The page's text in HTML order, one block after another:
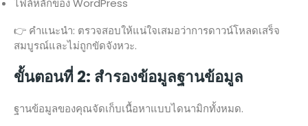
👉 คำแนะนำ: ตรวจสอบให้แน่ใจเสมอว่าการดาวน์โหลดเสร็จ
สมบูรณ์และไม่ถูกขัดจังหวะ.
ขั้นตอนที่ 2: สำรองข้อมูลฐานข้อมูล
ฐานข้อมูลของคุณจัดเก็บเนื้อหาแบบไดนามิกทั้งหมด.